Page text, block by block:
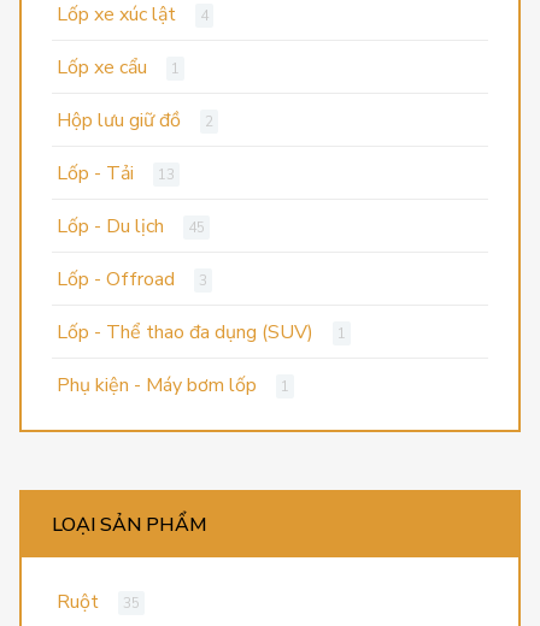
Lốp xe xúc lật 4
Lốp xe cẩu 1
Hộp lưu giữ đồ 2
Lốp - Tải 13
Lốp - Du lịch 45
Lốp - Offroad 3
Lốp - Thể thao đa dụng (SUV) 1
Phụ kiện - Máy bơm lốp 1
LOẠI SẢN PHẨM
Ruột 35